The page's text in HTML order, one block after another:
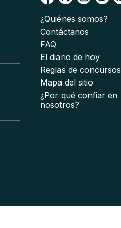
¿Quiénes somos?
Contáctanos
FAQ
El diario de hoy
Reglas de concursos
Mapa del sitio
¿Por qué confiar en
nosotros?